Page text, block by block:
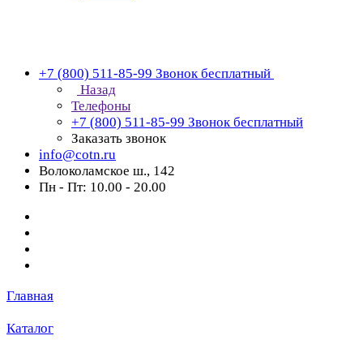
+7 (800) 511-85-99 Звонок бесплатный
Назад
Телефоны
+7 (800) 511-85-99 Звонок бесплатный
Заказать звонок
info@cotn.ru
Волоколамское ш., 142
Пн - Пт: 10.00 - 20.00
Главная
Каталог